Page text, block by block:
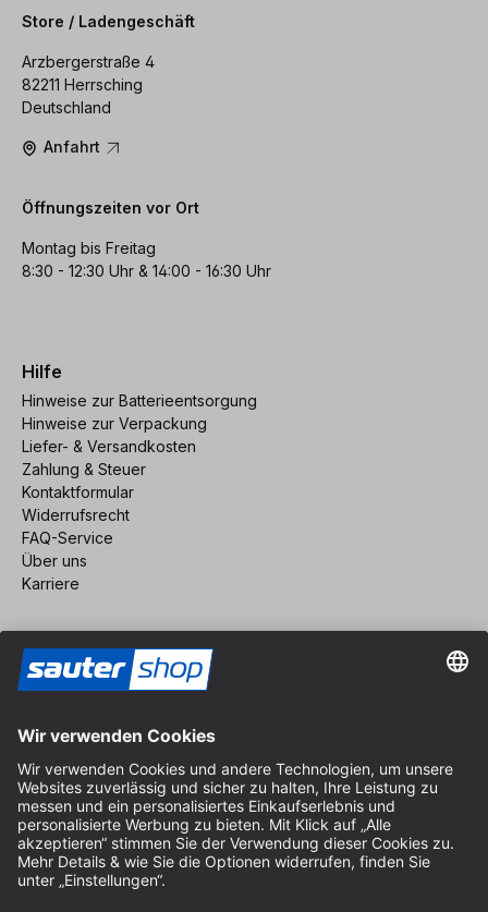
Store / Ladengeschäft
Arzbergerstraße 4
82211 Herrsching
Deutschland
Anfahrt
Öffnungszeiten vor Ort
Montag bis Freitag
8:30 - 12:30 Uhr & 14:00 - 16:30 Uhr
Hilfe
Hinweise zur Batterieentsorgung
Hinweise zur Verpackung
Liefer- & Versandkosten
Zahlung & Steuer
Kontaktformular
Widerrufsrecht
FAQ-Service
Über uns
Karriere
Impressum
AGB
Datenschutz
Cookie-Einstellungen